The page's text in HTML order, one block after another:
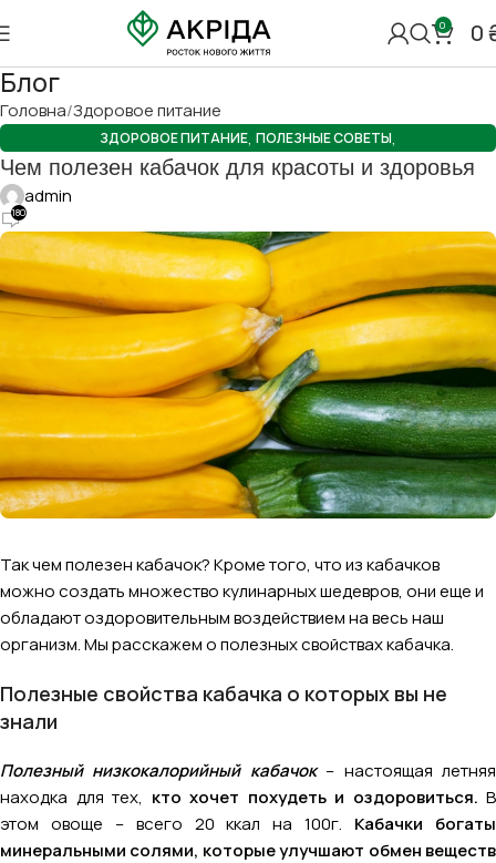
0 0
Блог
Головна Здоровое питание
ЗДОРОВОЕ ПИТАНИЕ, ПОЛЕЗНЫЕ СОВЕТЫ,
ШКОЛА ЕСТЕСТВЕННОГО ПИТАНИЯ
Чем полезен кабачок для красоты и здоровья
admin
180
Так чем полезен кабачок? Кроме того, что из кабачков
можно создать множество кулинарных шедевров, они еще и
обладают оздоровительным воздействием на весь наш
организм. Мы расскажем о полезных свойствах кабачка.
Полезные свойства кабачка о которых вы не
знали
Полезный низкокалорийный кабачок– настоящая летняя
находка для тех, кто хочет похудеть и оздоровиться. В
этом овоще – всего 20 ккал на 100г. Кабачки богаты
минеральными солями, которые улучшают обмен веществ